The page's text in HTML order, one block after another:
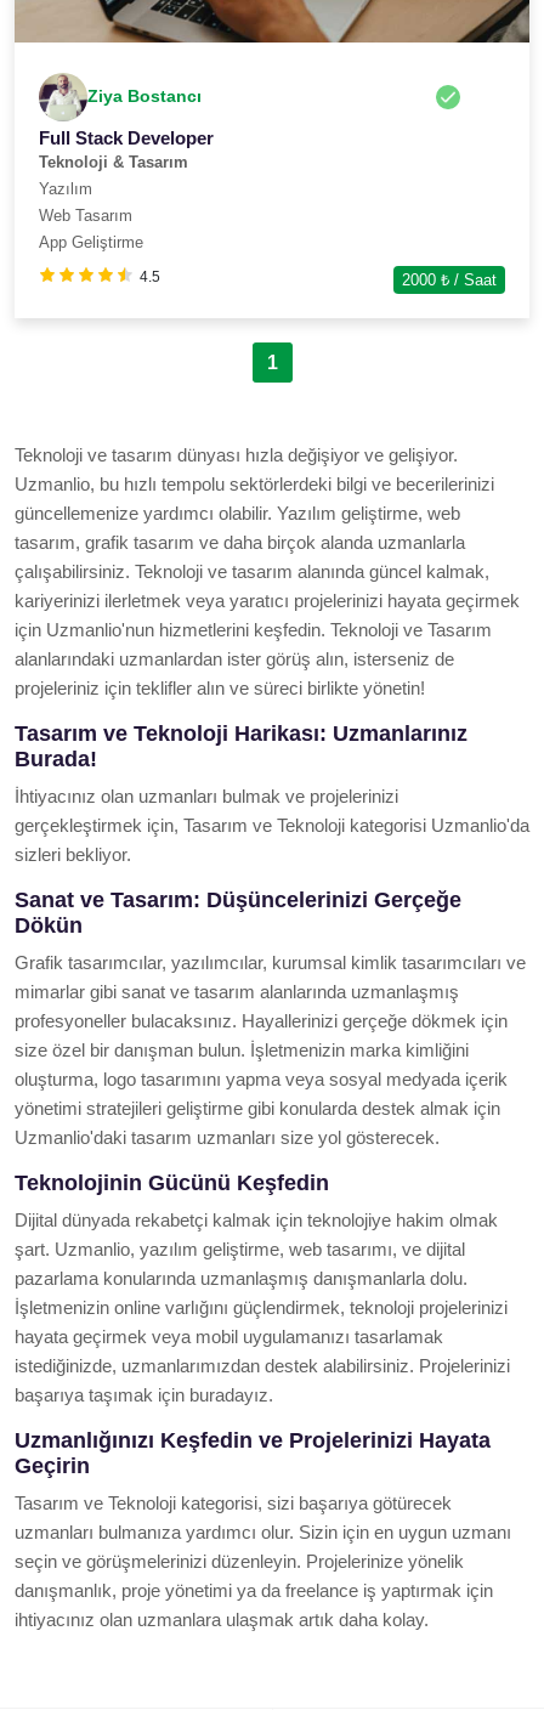
Ziya Bostancı
Full Stack Developer
Teknoloji & Tasarım
Yazılım
Web Tasarım
App Geliştirme
4.5 2000 ₺ / Saat
1
Teknoloji ve tasarım dünyası hızla değişiyor ve gelişiyor.
Uzmanlio, bu hızlı tempolu sektörlerdeki bilgi ve becerilerinizi
güncellemenize yardımcı olabilir. Yazılım geliştirme, web
tasarım, grafik tasarım ve daha birçok alanda uzmanlarla
çalışabilirsiniz. Teknoloji ve tasarım alanında güncel kalmak,
kariyerinizi ilerletmek veya yaratıcı projelerinizi hayata geçirmek
için Uzmanlio'nun hizmetlerini keşfedin. Teknoloji ve Tasarım
alanlarındaki uzmanlardan ister görüş alın, isterseniz de
projeleriniz için teklifler alın ve süreci birlikte yönetin!
Tasarım ve Teknoloji Harikası: Uzmanlarınız
Burada!
İhtiyacınız olan uzmanları bulmak ve projelerinizi
gerçekleştirmek için, Tasarım ve Teknoloji kategorisi Uzmanlio'da
sizleri bekliyor.
Sanat ve Tasarım: Düşüncelerinizi Gerçeğe
Dökün
Grafik tasarımcılar, yazılımcılar, kurumsal kimlik tasarımcıları ve
mimarlar gibi sanat ve tasarım alanlarında uzmanlaşmış
profesyoneller bulacaksınız. Hayallerinizi gerçeğe dökmek için
size özel bir danışman bulun. İşletmenizin marka kimliğini
oluşturma, logo tasarımını yapma veya sosyal medyada içerik
yönetimi stratejileri geliştirme gibi konularda destek almak için
Uzmanlio'daki tasarım uzmanları size yol gösterecek.
Teknolojinin Gücünü Keşfedin
Dijital dünyada rekabetçi kalmak için teknolojiye hakim olmak
şart. Uzmanlio, yazılım geliştirme, web tasarımı, ve dijital
pazarlama konularında uzmanlaşmış danışmanlarla dolu.
İşletmenizin online varlığını güçlendirmek, teknoloji projelerinizi
hayata geçirmek veya mobil uygulamanızı tasarlamak
istediğinizde, uzmanlarımızdan destek alabilirsiniz. Projelerinizi
başarıya taşımak için buradayız.
Uzmanlığınızı Keşfedin ve Projelerinizi Hayata
Geçirin
Tasarım ve Teknoloji kategorisi, sizi başarıya götürecek
uzmanları bulmanıza yardımcı olur. Sizin için en uygun uzmanı
seçin ve görüşmelerinizi düzenleyin. Projelerinize yönelik
danışmanlık, proje yönetimi ya da freelance iş yaptırmak için
ihtiyacınız olan uzmanlara ulaşmak artık daha kolay.